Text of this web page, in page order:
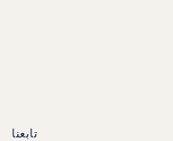
تابعنا